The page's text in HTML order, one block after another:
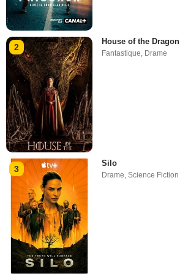
2
House of the Dragon
Fantastique, Drame
3
Silo
Drame ,Science Fiction